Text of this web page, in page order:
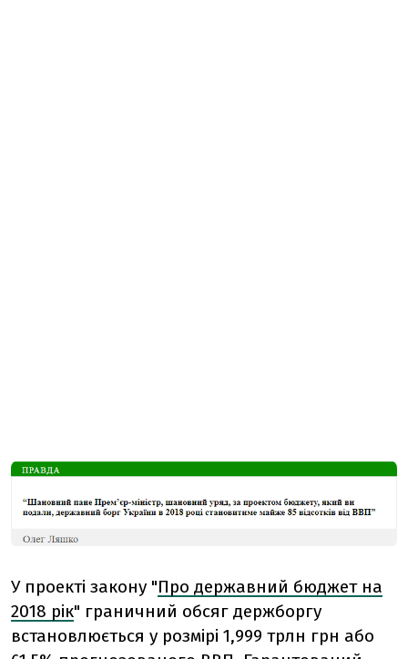
У проекті закону "Про державний бюджет на
2018 рік" граничний обсяг держборгу
встановлюється у розмірі 1,999 трлн грн або